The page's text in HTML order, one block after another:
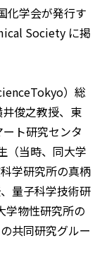
化学会が発行す
Society に掲
）総
俊之教授、東
ト研究センタ
（当時、同大学
学研究所の真柄
量子科学技術研
学物性研究所の
共同研究グルー